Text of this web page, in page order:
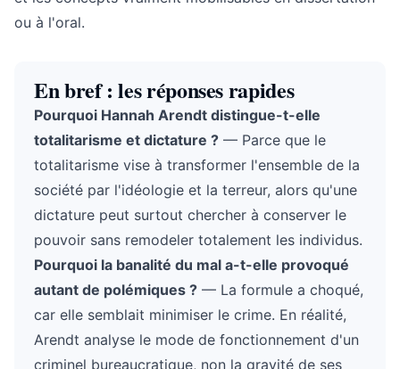
ou à l'oral.
En bref : les réponses rapides
Pourquoi Hannah Arendt distingue-t-elle
totalitarisme et dictature ? — Parce que le
totalitarisme vise à transformer l'ensemble de la
société par l'idéologie et la terreur, alors qu'une
dictature peut surtout chercher à conserver le
pouvoir sans remodeler totalement les individus.
Pourquoi la banalité du mal a-t-elle provoqué
autant de polémiques ? — La formule a choqué,
car elle semblait minimiser le crime. En réalité,
Arendt analyse le mode de fonctionnement d'un
criminel bureaucratique, non la gravité de ses